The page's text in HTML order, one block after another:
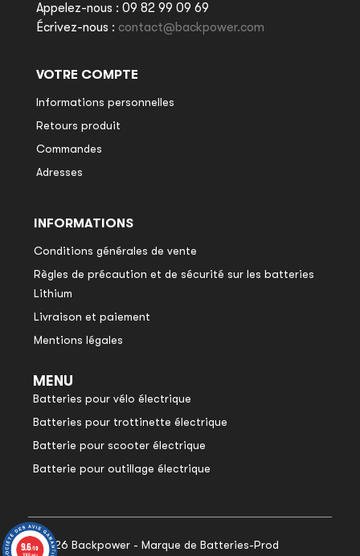
Appelez-nous : 09 82 99 09 69
Écrivez-nous : contact@backpower.com
VOTRE COMPTE
Informations personnelles
Retours produit
Commandes
Adresses
INFORMATIONS
Conditions générales de vente
Règles de précaution et de sécurité sur les batteries
Lithium
Livraison et paiement
Mentions légales
MENU
Batteries pour vélo électrique
Batteries pour trottinette électrique
Batterie pour scooter électrique
Batterie pour outillage électrique
© 2026 Backpower - Marque de Batteries-Prod
9.6/10
9.6/10